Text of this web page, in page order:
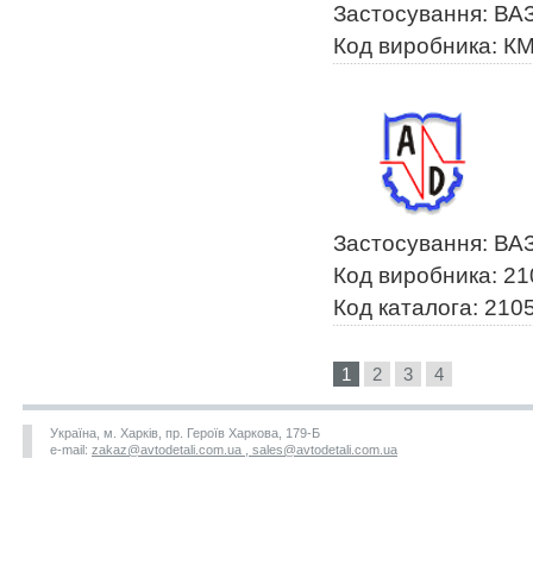
Застосування:
Код виробника:
Застосування:
Код виробника:
Код каталога:
1 2 3 4
Україна, м. Харків, пр. Героїв Харкова, 179-Б
e-mail: zakaz@avtodetali.com.ua , sales@avtodetali.com.ua